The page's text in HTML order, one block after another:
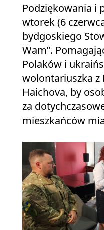
Podziękowania i
wtorek (6
bydgoskiego
Wam”.
Polaków i
wolontariuszka z
Haichova, by
za
mieszkańców